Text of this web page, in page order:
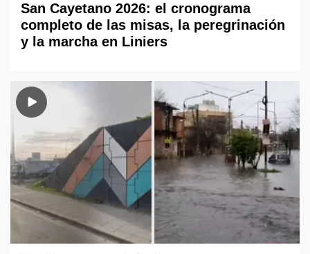
San Cayetano 2026: el cronograma
completo de las misas, la peregrinación
y la marcha en Liniers